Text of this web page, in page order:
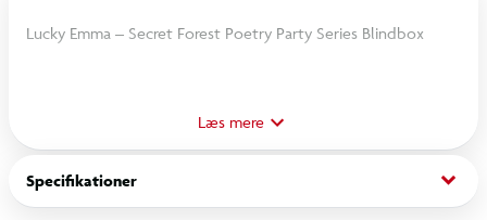
Lucky Emma – Secret Forest Poetry Party Series Blindbox
Hver figur fra Poetry Party Series er ca. 8 cm høj og imponerer
med fine detaljer og elegante designs.
Blindboxen indeholder en tilfældig samlefigur – perfekt til
Læs mere
Specifikationer keyboard_arrow_down